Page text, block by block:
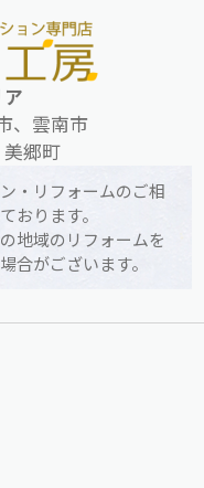
、雲南市
郷町
・リフォームのご相
おります。
地域のリフォームを
合がございます。